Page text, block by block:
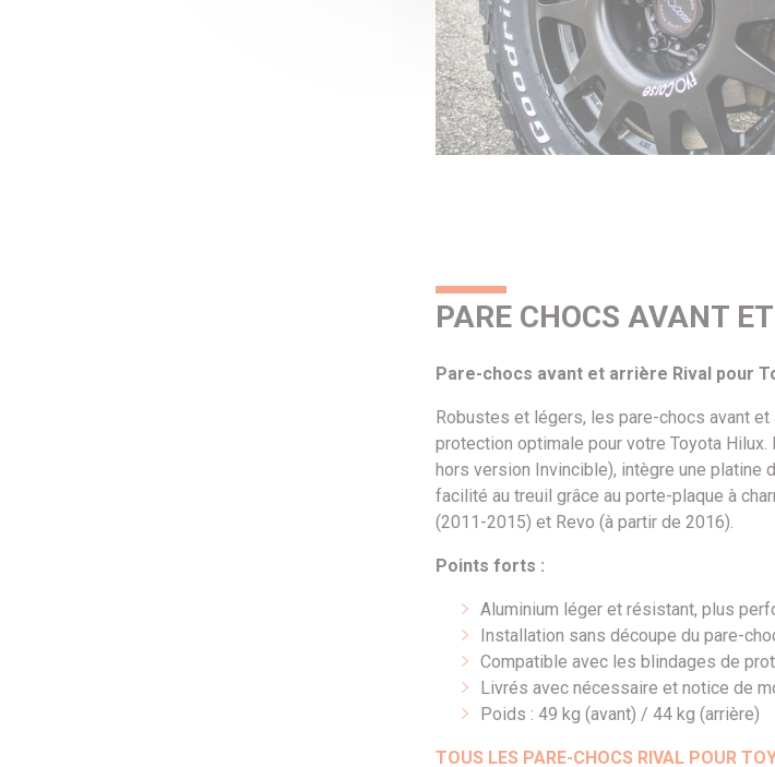
PARE CHOCS AVANT
Pare-chocs avant et arrière Rival pour
Robustes et légers, les pare-chocs avant
protection optimale pour votre Toyota
hors version Invincible), intègre une platine
facilité au treuil grâce au porte-plaque à
(2011-2015) et Revo (à partir de 2016).
Points forts :
Aluminium léger et résistant, plus
Installation sans découpe du pare-
Compatible avec les blindages de
Livrés avec nécessaire et notice de
Poids : 49 kg (avant) / 44 kg (arrière)
TOUS LES PARE-CHOCS RIVAL POUR